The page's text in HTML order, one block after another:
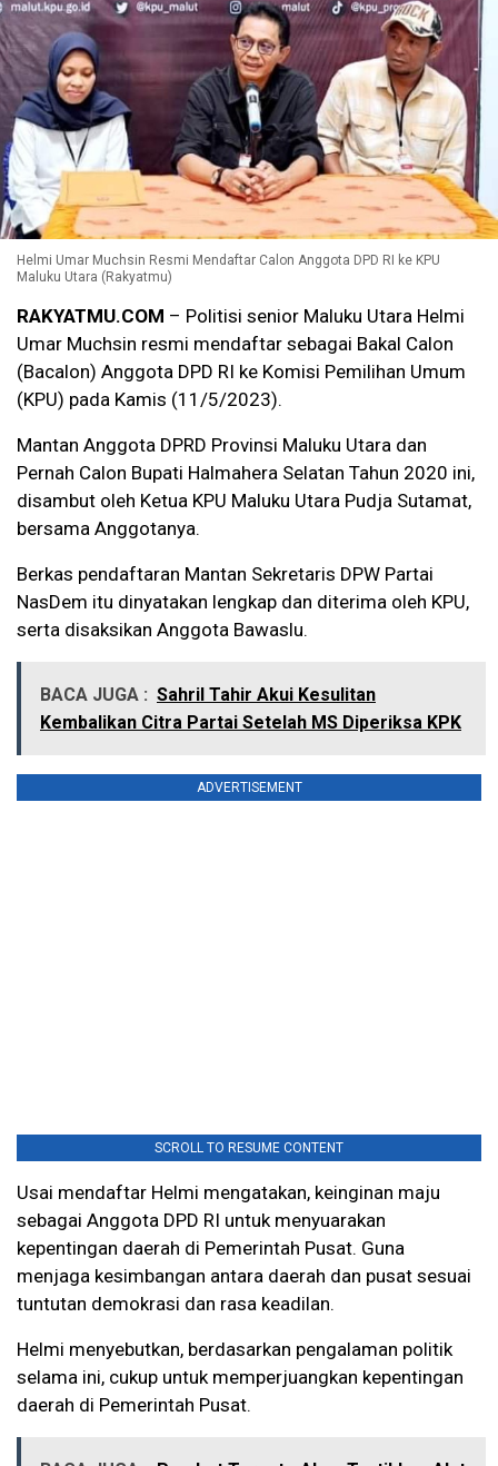
Helmi Umar Muchsin Resmi Mendaftar Calon Anggota DPD RI ke KPU
Maluku Utara (Rakyatmu)
RAKYATMU.COM – Politisi senior Maluku Utara Helmi
Umar Muchsin resmi mendaftar sebagai Bakal Calon
(Bacalon) Anggota DPD RI ke Komisi Pemilihan Umum
(KPU) pada Kamis (11/5/2023).
Mantan Anggota DPRD Provinsi Maluku Utara dan
Pernah Calon Bupati Halmahera Selatan Tahun 2020 ini,
disambut oleh Ketua KPU Maluku Utara Pudja Sutamat,
bersama Anggotanya.
Berkas pendaftaran Mantan Sekretaris DPW Partai
NasDem itu dinyatakan lengkap dan diterima oleh KPU,
serta disaksikan Anggota Bawaslu.
BACA JUGA : Sahril Tahir Akui Kesulitan
Kembalikan Citra Partai Setelah MS Diperiksa KPK
ADVERTISEMENT
SCROLL TO RESUME CONTENT
Usai mendaftar Helmi mengatakan, keinginan maju
sebagai Anggota DPD RI untuk menyuarakan
kepentingan daerah di Pemerintah Pusat. Guna
menjaga kesimbangan antara daerah dan pusat sesuai
tuntutan demokrasi dan rasa keadilan.
Helmi menyebutkan, berdasarkan pengalaman politik
selama ini, cukup untuk memperjuangkan kepentingan
daerah di Pemerintah Pusat.